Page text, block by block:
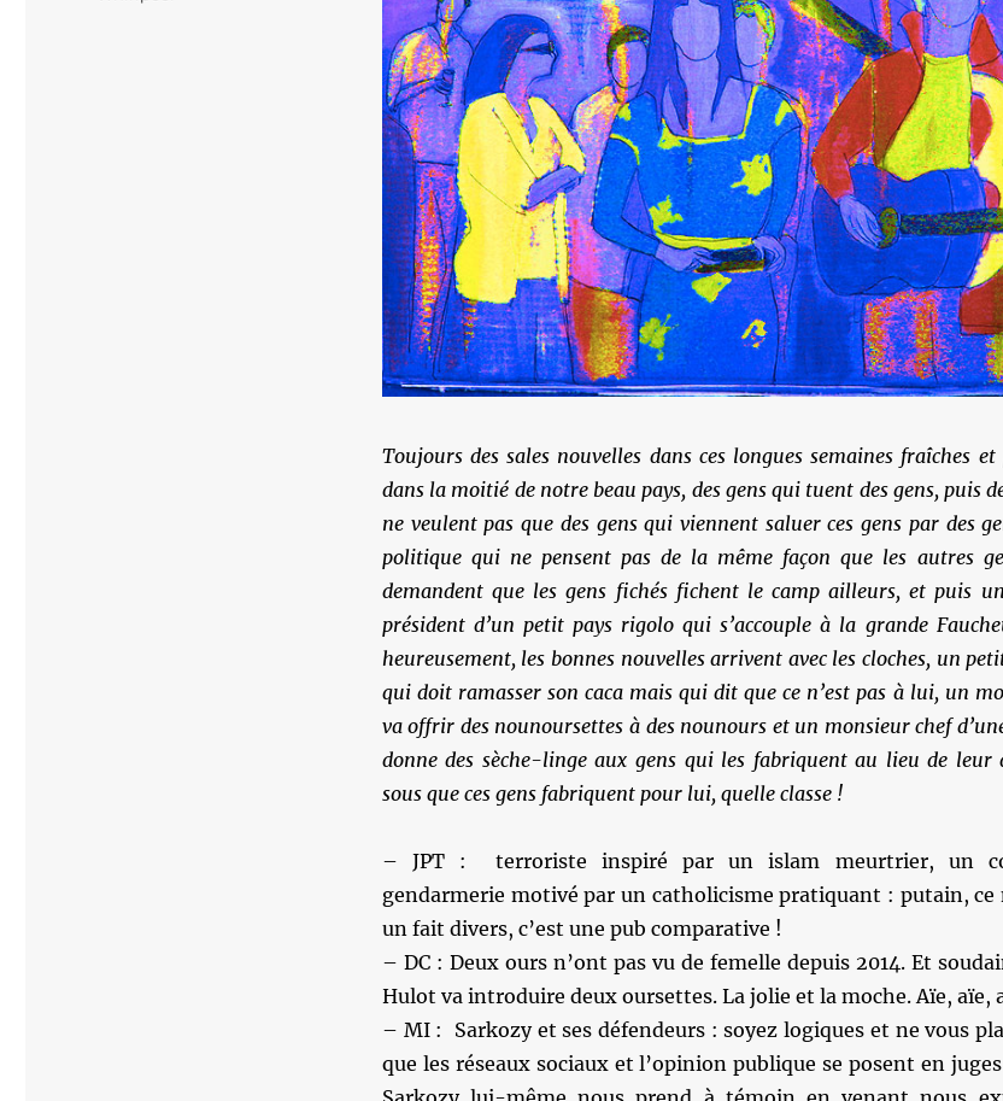
Toujours des sales nouvelles dans ces longues semaines fraîches et
dans la moitié de notre beau pays, des gens qui tuent des gens, puis
ne veulent pas que des gens qui viennent saluer ces gens par des
politique qui ne pensent pas de la même façon que les autres
demandent que les gens fichés fichent le camp ailleurs, et puis
président d’un petit pays rigolo qui s’accouple à la grande
heureusement, les bonnes nouvelles arrivent avec les cloches, un
qui doit ramasser son caca mais qui dit que ce n’est pas à lui, un
va offrir des nounoursettes à des nounours et un monsieur chef
donne des sèche-linge aux gens qui les fabriquent au lieu de leur
sous que ces gens fabriquent pour lui, quelle classe !
– JPT : terroriste inspiré par un islam meurtrier, un
gendarmerie motivé par un catholicisme pratiquant : putain, ce
un fait divers, c’est une pub comparative !
– DC : Deux ours n’ont pas vu de femelle depuis 2014. Et
Hulot va introduire deux oursettes. La jolie et la moche. Aïe, aïe,
– MI : Sarkozy et ses défendeurs : soyez logiques et ne vous
que les réseaux sociaux et l’opinion publique se posent en